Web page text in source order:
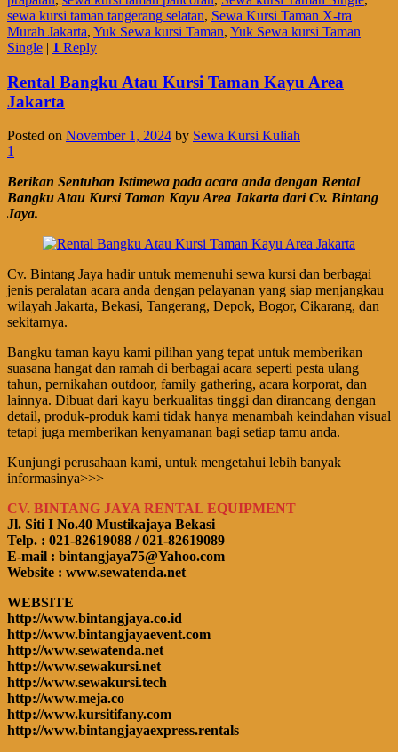
sewa kursi taman tangerang selatan, Sewa Kursi Taman X-tra
Murah Jakarta, Yuk Sewa kursi Taman, Yuk Sewa kursi Taman
Single | 1 Reply
Rental Bangku Atau Kursi Taman Kayu Area
Jakarta
Posted on November 1, 2024 by Sewa Kursi Kuliah
1
Berikan Sentuhan Istimewa pada acara anda dengan Rental
Bangku Atau Kursi Taman Kayu Area Jakarta dari Cv. Bintang
Jaya.
Cv. Bintang Jaya hadir untuk memenuhi sewa kursi dan berbagai
jenis peralatan acara anda dengan pelayanan yang siap menjangkau
wilayah Jakarta, Bekasi, Tangerang, Depok, Bogor, Cikarang, dan
sekitarnya.
Bangku taman kayu kami pilihan yang tepat untuk memberikan
suasana hangat dan ramah di berbagai acara seperti pesta ulang
tahun, pernikahan outdoor, family gathering, acara korporat, dan
lainnya. Dibuat dari kayu berkualitas tinggi dan dirancang dengan
detail, produk-produk kami tidak hanya menambah keindahan visual
tetapi juga memberikan kenyamanan bagi setiap tamu anda.
Kunjungi perusahaan kami, untuk mengetahui lebih banyak
informasinya>>>
CV. BINTANG JAYA RENTAL EQUIPMENT
Jl. Siti I No.40 Mustikajaya Bekasi
Telp. : 021-82619088 / 021-82619089
E-mail : bintangjaya75@Yahoo.com
Website : www.sewatenda.net
WEBSITE
http://www.bintangjaya.co.id
http://www.bintangjayaevent.com
http://www.sewatenda.net
http://www.sewakursi.net
http://www.sewakursi.tech
http://www.meja.co
http://www.kursitifany.com
http://www.bintangjayaexpress.rentals